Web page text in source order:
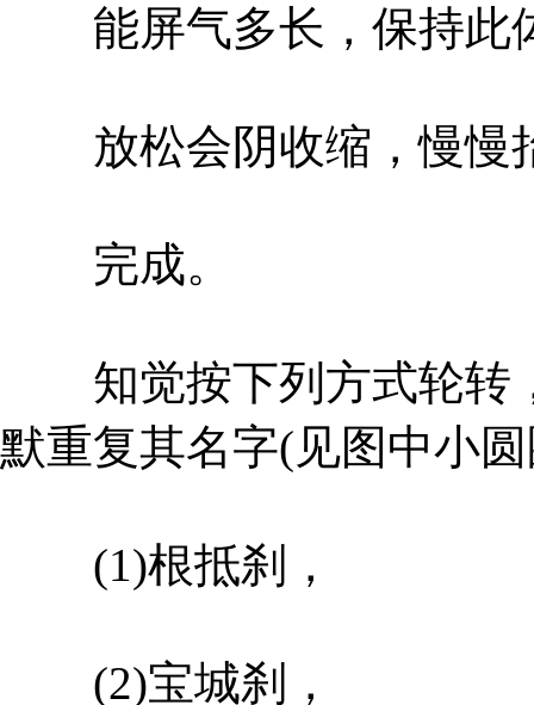
能屏气多长，保持此
放松会阴收缩，慢慢
完成。
知觉按下列方式轮转
默重复其名字(见图中小
(1)根抵刹，
(2)宝城刹，